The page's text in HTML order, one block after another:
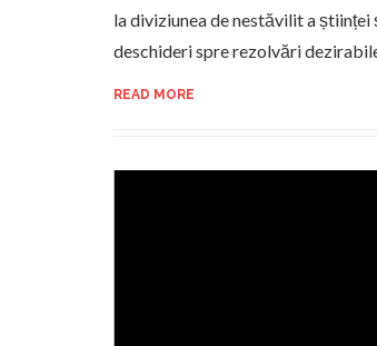
la diviziunea de nestăvilit a
deschideri spre rezolvări
READ MORE